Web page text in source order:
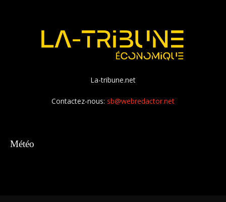
La-tribune.net
Contactez-nous: sb@webredactor.net
Météo